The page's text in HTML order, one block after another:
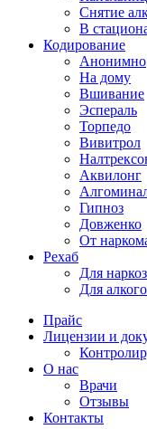
Снятие
В
Кодирование
Анонимно
На дому
Вшивание
Эспераль
Торпедо
Вивитрол
Аквилонг
Гипноз
Довженко
От
Рехаб
Для
Для
Прайс
Лицензии и
О нас
Врачи
Отзывы
Контакты